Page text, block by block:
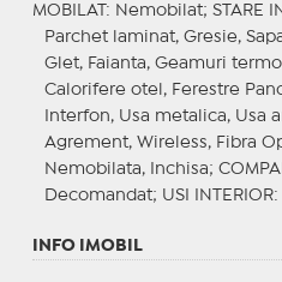
MOBILAT : Nemobilat; STARE
Parchet laminat, Gresie,
Glet, Faianta, Geamuri
Calorifere otel, Ferestre
Interfon, Usa metalica, Usa
Agrement, Wireless, Fibra
Nemobilata, Inchisa;
Decomandat; USI INTERIOR:
INFO IMOBIL